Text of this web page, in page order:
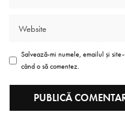
Salvează-mi numele, emailul și
când o să comentez.